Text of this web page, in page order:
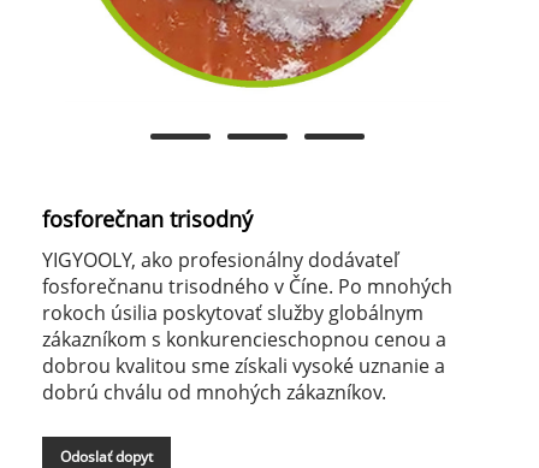
fosforečnan trisodný
YIGYOOLY, ako profesionálny dodávateľ
fosforečnanu trisodného v Číne. Po mnohých
rokoch úsilia poskytovať služby globálnym
zákazníkom s konkurencieschopnou cenou a
dobrou kvalitou sme získali vysoké uznanie a
dobrú chválu od mnohých zákazníkov.
Odoslať dopyt